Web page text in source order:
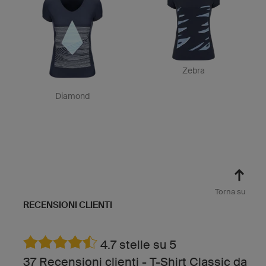
Diamond
Zebra
Torna su
RECENSIONI CLIENTI
4.7 stelle su 5
37 Recensioni clienti - T-Shirt Classic da